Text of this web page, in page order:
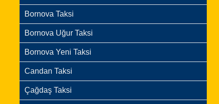
Bornova Taksi
Bornova Uğur Taksi
Bornova Yeni Taksi
Candan Taksi
Çağdaş Taksi